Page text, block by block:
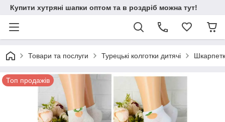
Купити хутряні шапки оптом та в роздріб можна тут!
Товари та послуги Турецькі колготки дитячі
Топ продажів